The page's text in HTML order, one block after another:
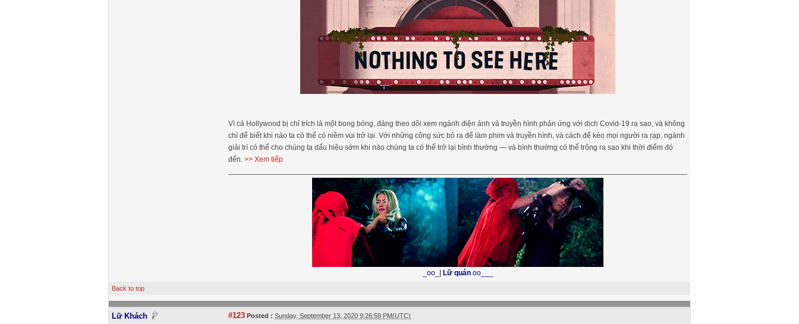
Vì cả Hollywood bị chỉ trích là một bong bóng, đáng theo dõi xem ngành điện ảnh và truyền hình phản ứng với dịch Covid-19 ra sao, và không
chỉ để biết khi nào ta có thể có niềm vui trở lại. Với những công sức bỏ ra để làm phim và truyền hình, và cách để kéo mọi người ra rạp, ngành
giải trí có thể cho chúng ta dấu hiệu sớm khi nào chúng ta có thể trở lại bình thường — và bình thường có thể trông ra sao khi thời điểm đó
đến. >> Xem tiếp
_oo_| Lữ quán oo___
Back to top
Lữ Khách #123 Posted : Sunday, September 13, 2020 9:26:59 PM(UTC)